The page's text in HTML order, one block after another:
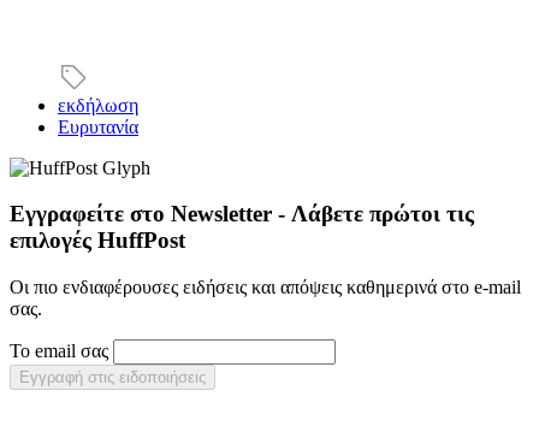
εκδήλωση
Ευρυτανία
Εγγραφείτε στο Newsletter - Λάβετε πρώτοι τις
επιλογές HuffPost
Οι πιο ενδιαφέρουσες ειδήσεις και απόψεις καθημερινά στο e-mail
σας.
Το email σας
Εγγραφή στις ειδοποιήσεις